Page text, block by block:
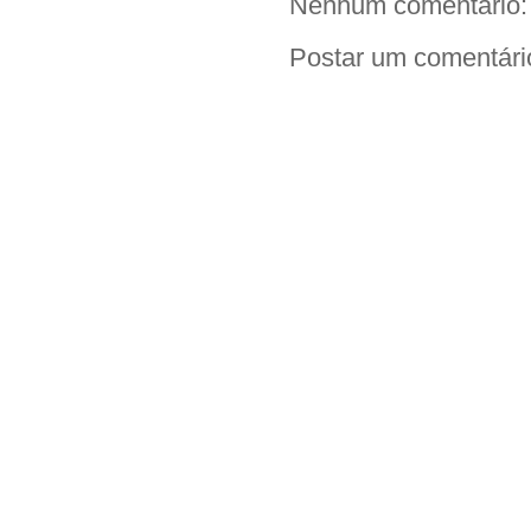
Postar um